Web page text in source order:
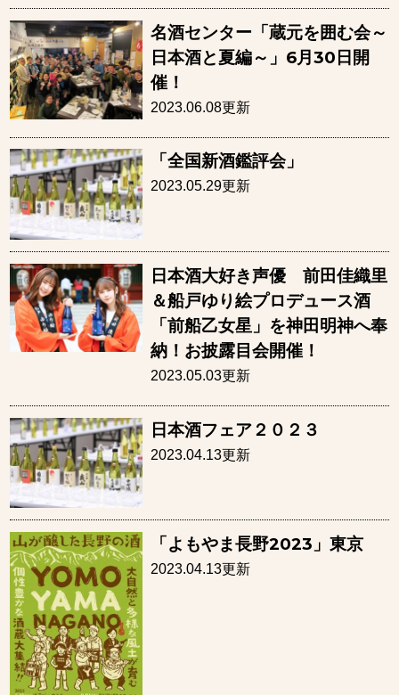
名酒センター「蔵元を囲む会～
日本酒と夏編～」6月30日開
催！
2023.06.08更新
「全国新酒鑑評会」
2023.05.29更新
日本酒大好き声優 前田佳織里
＆船戸ゆり絵プロデュース酒
「前船乙女星」を神田明神へ奉
納！お披露目会開催！
2023.05.03更新
日本酒フェア２０２３
2023.04.13更新
「よもやま長野2023」東京
2023.04.13更新